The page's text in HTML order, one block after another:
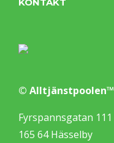
© Alltjänstpoolen™
Fyrspannsgatan 111
165 64 Hässelby